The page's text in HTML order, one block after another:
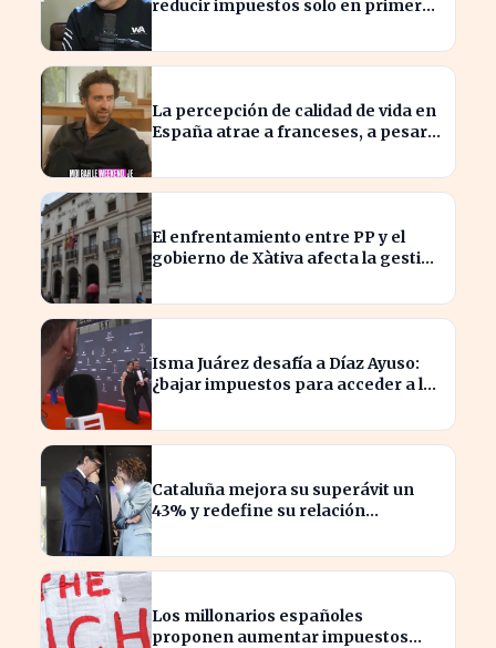
reducir impuestos solo en primera
habitacional
La percepción de calidad de vida en
España atrae a franceses, a pesar
El enfrentamiento entre PP y el
gobierno de Xàtiva afecta la gestión
Isma Juárez desafía a Díaz Ayuso:
¿bajar impuestos para acceder a la
Cataluña mejora su superávit un
43% y redefine su relación
Los millonarios españoles
proponen aumentar impuestos